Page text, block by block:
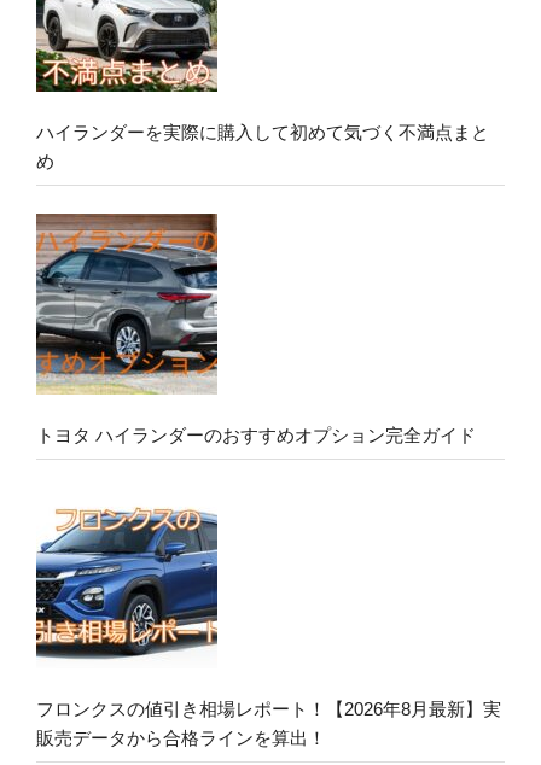
ハイランダーを実際に購入して初めて気づく不満点まと
め
トヨタ ハイランダーのおすすめオプション完全ガイド
フロンクスの値引き相場レポート！【2026年8月最新】実
販売データから合格ラインを算出！